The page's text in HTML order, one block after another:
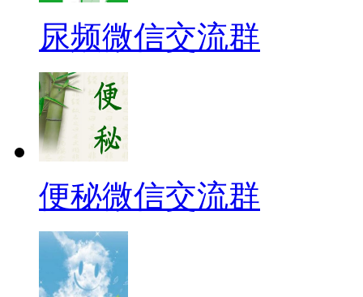
尿频微信交流群
便秘微信交流群